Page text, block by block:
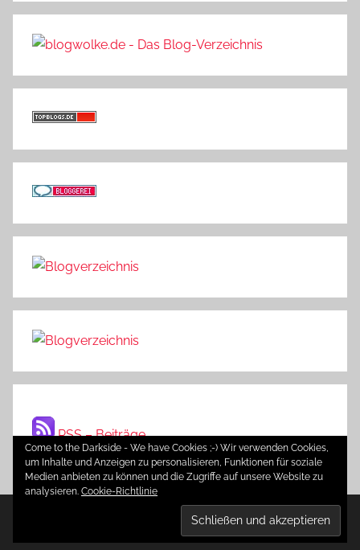
RSS – Beiträge
WordPress-Theme: Donovan von ThemeZee.
Come to the Darkside - We have Cookies ;-) Wir verwenden Cookies,
um Inhalte und Anzeigen zu personalisieren, Funktionen für soziale
Medien anbieten zu können und die Zugriffe auf unsere Website zu
analysieren. Cookie-Richtlinie